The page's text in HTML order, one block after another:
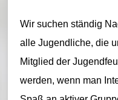
u
e
r
w
Wir suchen ständig
alle Jugendliche, die
Mitglied der
werden, wenn man